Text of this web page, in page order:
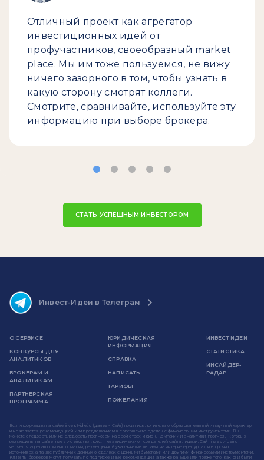
Отличный проект как агрегатор
инвестиционных идей от
профучастников, своеобразный market
place. Мы им тоже пользуемся, не вижу
ничего зазорного в том, чтобы узнать в
какую сторону смотрят коллеги.
Смотрите, сравнивайте, используйте эту
информацию при выборе брокера.
СТАТЬ УСПЕШНЫМ ИНВЕСТОРОМ
Инвест-Идеи в Телеграм
О СЕРВИСЕ
КОНКУРСЫ ДЛЯ
АНАЛИТИКОВ
БРОКЕРАМ И
АНАЛИТИКАМ
ПАРТНЕРСКАЯ
ПРОГРАММА
ЮРИДИЧЕСКАЯ
ИНФОРМАЦИЯ
СПРАВКА
НАПИСАТЬ
ТАРИФЫ
ПОЖЕЛАНИЯ
ИНВЕСТ ИДЕИ
СТАТИСТИКА
ИНСАЙДЕР-
РАДАР
Вся информация на сайте invest-idei.ru (далее - Сайт) носит исключительно образовательный и научный характер
и не является рекомендацией или предложением к совершению сделок с финансовыми инструментами. Вы
можете следовать или не следовать прогнозам на свой страх и риск. Компании и аналитики, прогнозы которых
размещены на сайте invest-idei.ru, являются независимыми от создателей сайта лицами. Сайт invest-idei.ru
является агрегатором информации, размещенной указанными лицами на интернет-ресурсах и в прочих
источниках, а также публичных данных о сделках с ценными бумагами или другими финансовыми инструментами.
Клиенты брокеров могут получать по подписке иные рекомендации, а также раньше или позже того, как они были